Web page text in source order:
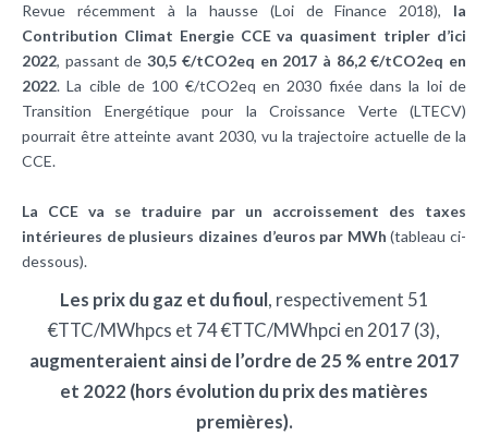
Revue récemment à la hausse (Loi de Finance 2018), la
Contribution Climat Energie CCE va quasiment tripler d’ici
2022, passant de30,5 €/tCO2eq en 2017 à 86,2 €/tCO2eq en
2022. La cible de 100 €/tCO2eq en 2030 fixée dans la loi de
Transition Energétique pour la Croissance Verte (LTECV)
pourrait être atteinte avant 2030, vu la trajectoire actuelle de la
CCE.
La CCE va se traduire par un accroissement des taxes
intérieures de plusieurs dizaines d’euros par MWh (tableau ci-
dessous).
Les prix du gaz et du fioul, respectivement 51
€TTC/MWhpcs et 74 €TTC/MWhpci en 2017 (3),
augmenteraient ainsi de l’ordre de 25 % entre 2017
et 2022 (hors évolution du prix des matières
premières).